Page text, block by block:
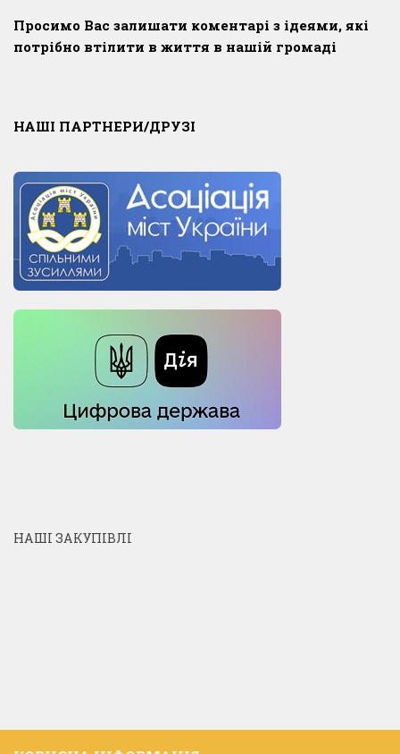
Просимо Вас залишати коментарі з ідеями, які
потрібно втілити в життя в нашій громаді
НАШІ ПАРТНЕРИ/ДРУЗІ
НАШІ ЗАКУПІВЛІ